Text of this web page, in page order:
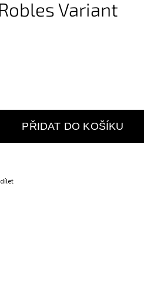
Variant
PŘIDAT DO KOŠÍKU